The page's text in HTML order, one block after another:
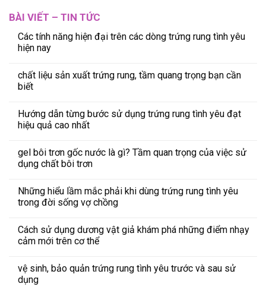
BÀI VIẾT – TIN TỨC
Các tính năng hiện đại trên các dòng trứng rung tình yêu
hiện nay
chất liệu sản xuất trứng rung, tầm quang trọng bạn cần
biết
Hướng dẫn từng bước sử dụng trứng rung tình yêu đạt
hiệu quả cao nhất
gel bôi trơn gốc nước là gì? Tầm quan trọng của việc sử
dụng chất bôi trơn
Những hiểu lầm mắc phải khi dùng trứng rung tình yêu
trong đời sống vợ chồng
Cách sử dụng dương vật giả khám phá những điểm nhạy
cảm mới trên cơ thể
vệ sinh, bảo quản trứng rung tình yêu trước và sau sử
dụng